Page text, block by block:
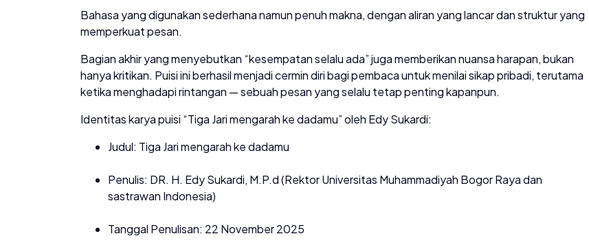
Bahasa yang digunakan sederhana namun penuh makna, dengan aliran yang lancar dan struktur yang
memperkuat pesan.
Bagian akhir yang menyebutkan “kesempatan selalu ada” juga memberikan nuansa harapan, bukan
hanya kritikan. Puisi ini berhasil menjadi cermin diri bagi pembaca untuk menilai sikap pribadi, terutama
ketika menghadapi rintangan — sebuah pesan yang selalu tetap penting kapanpun.
Identitas karya puisi “Tiga Jari mengarah ke dadamu” oleh Edy Sukardi:
Judul: Tiga Jari mengarah ke dadamu
Penulis: DR. H. Edy Sukardi, M.P.d (Rektor Universitas Muhammadiyah Bogor Raya dan
sastrawan Indonesia)
Tanggal Penulisan: 22 November 2025